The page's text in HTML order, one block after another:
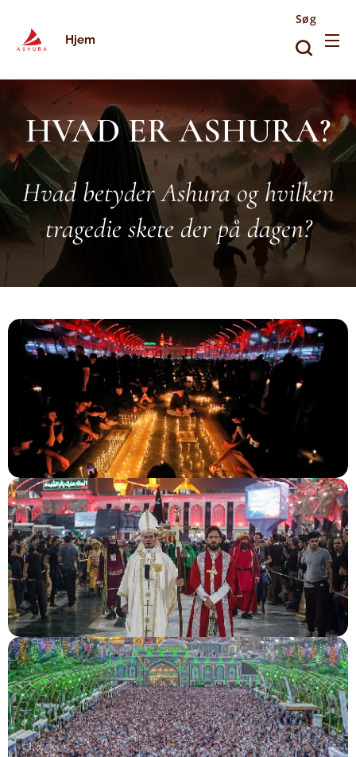
Hjem
Søg
HVAD ER ASHURA?
Hvad betyder Ashura og hvilken
tragedie skete der på dagen?